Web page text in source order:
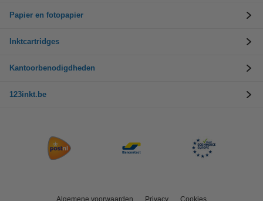
Papier en fotopapier
Inktcartridges
Kantoorbenodigdheden
123inkt.be
Algemene voorwaarden Privacy Cookies